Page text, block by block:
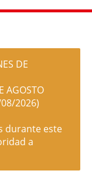
DE
AGOSTO
2026)
durante este
a